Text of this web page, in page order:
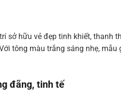
sở hữu vẻ đẹp tinh khiết, thanh
tông màu trắng sáng nhẹ,
đãng, tinh tế